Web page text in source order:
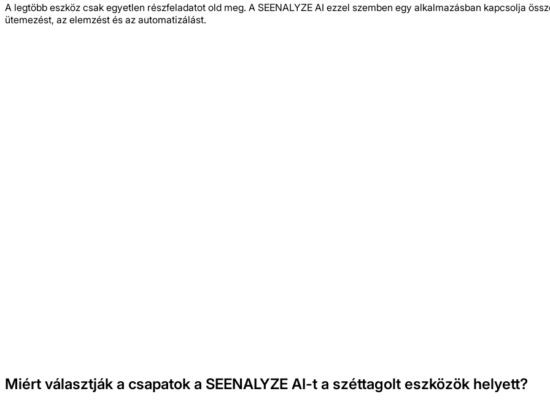
A legtöbb eszköz csak egyetlen részfeladatot old meg. A SEENALYZE AI ezzel szemben egy alkalmazásban kapcsolja
ütemezést, az elemzést és az automatizálást.
Miért választják a csapatok a SEENALYZE AI-t a széttagolt eszközök helyett?